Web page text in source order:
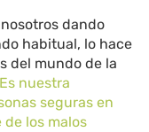
dando
habitual, lo hace
del mundo de la
Es nuestra
seguras en
los malos